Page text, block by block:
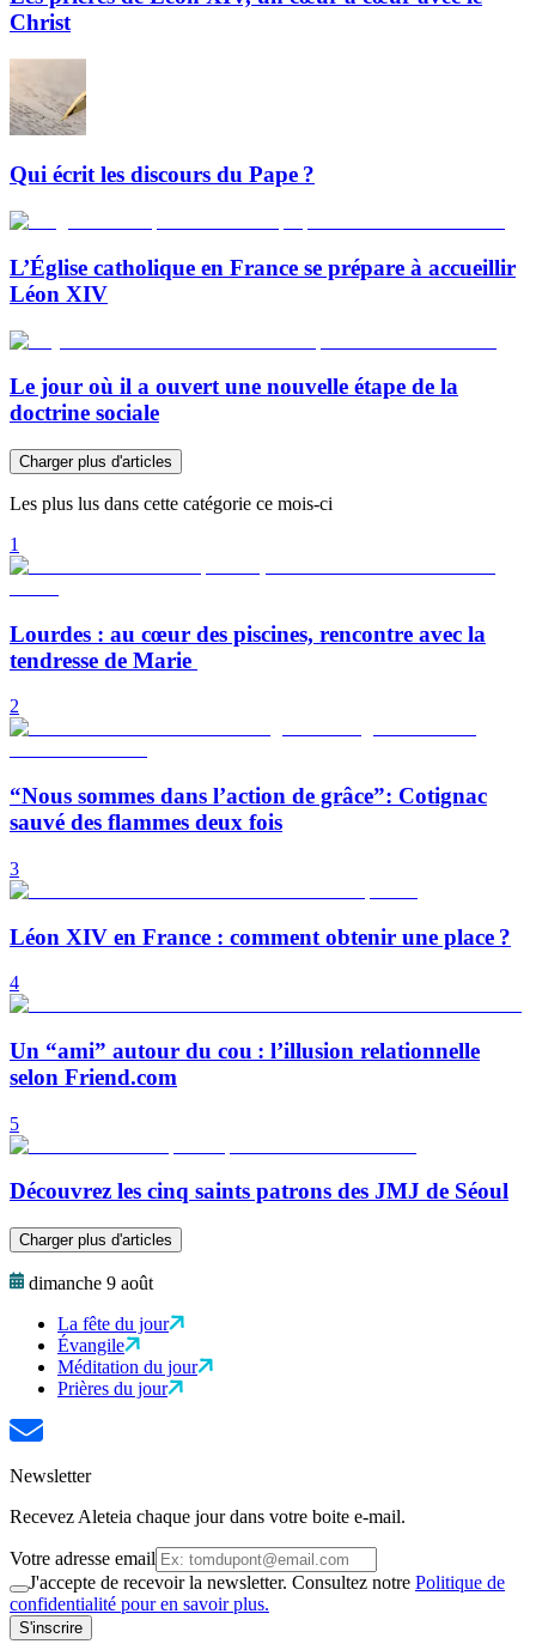
Christ
Qui écrit les discours du Pape ?
L’Église catholique en France se prépare à accueillir
Léon XIV
Le jour où il a ouvert une nouvelle étape de la
doctrine sociale
Charger plus d'articles
Les plus lus dans cette catégorie ce mois-ci
1
Lourdes : au cœur des piscines, rencontre avec la
tendresse de Marie
2
“Nous sommes dans l’action de grâce”: Cotignac
sauvé des flammes deux fois
3
Léon XIV en France : comment obtenir une place ?
4
Un “ami” autour du cou : l’illusion relationnelle
selon Friend.com
5
Découvrez les cinq saints patrons des JMJ de Séoul
Charger plus d'articles
dimanche 9 août
La fête du jour
Évangile
Méditation du jour
Prières du jour
Newsletter
Recevez Aleteia chaque jour dans votre boite e-mail.
Votre adresse email
J'accepte de recevoir la newsletter. Consultez notre Politique de
confidentialité pour en savoir plus.
S'inscrire